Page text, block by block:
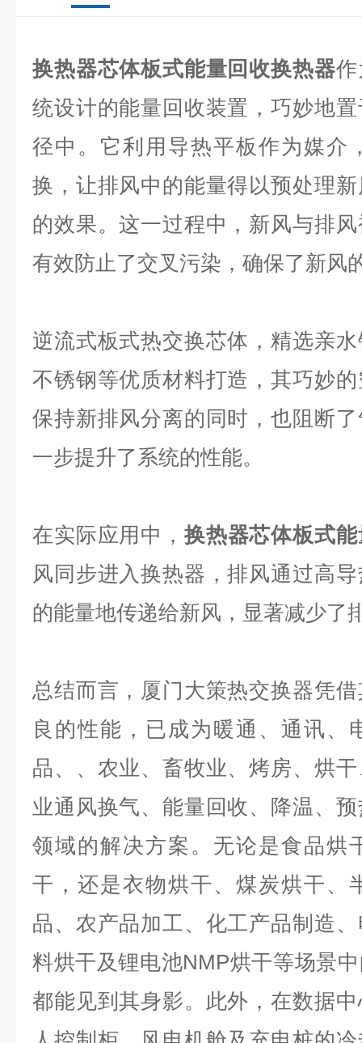
换热器芯体板式能量回收换热器
统设计的能量回收装置，巧妙地
径中。它利用导热平板作为媒介
换，让排风中的能量得以预处理
的效果。这一过程中，新风与排
有效防止了交叉污染，确保了新风
逆流式板式热交换芯体，精选亲
不锈钢等优质材料打造，其巧妙
保持新排风分离的同时，也阻断
一步提升了系统的性能。
在实际应用中， 换热器芯体板式
风同步进入换热器，排风通过高
的能量地传递给新风，显著减少了
总结而言，厦门大策热交换器凭
良的性能，已成为暖通、通讯、
品、、农业、畜牧业、烤房、烘
业通风换气、能量回收、降温、
领域的解决方案。无论是食品烘
干，还是衣物烘干、煤炭烘干、
品、农产品加工、化工产品制造
料烘干及锂电池NMP烘干等场景
都能见到其身影。此外，在数据